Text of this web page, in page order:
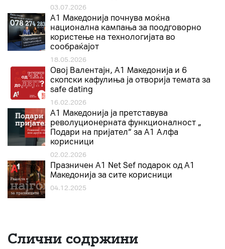
03.07.2026
A1 Македонија почнува моќна
национална кампања за поодговорно
користење на технологијата во
сообраќајот
18.05.2026
Овој Валентајн, A1 Македонија и 6
скопски кафулиња ја отворија темата за
safe dating
16.02.2026
А1 Македонија ја претставува
револуционерната функционалност „
Подари на пријател“ за А1 Алфа
корисници
02.02.2026
Празничен A1 Net Sеf подарок од А1
Македонија за сите корисници
04.12.2025
Слични содржини